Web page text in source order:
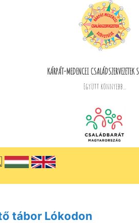
KÁRPÁT-MEDENCEI CSALÁDSZERVEZETEK
Együtt könnyebb...
tábor Lókodon